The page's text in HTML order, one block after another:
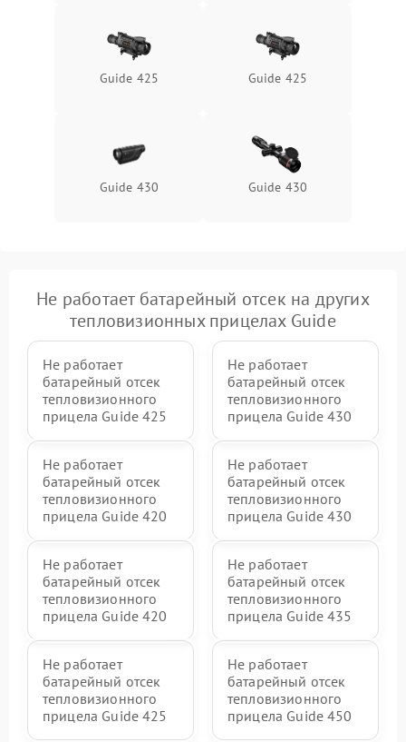
Поломка системы защиты
от перенапряжения
Подробнее →
Guide 425 Guide 425
Guide 430 Guide 430
Не работает батарейный отсек на других
тепловизионных прицелах Guide
Не работает
батарейный отсек
тепловизионного
прицела Guide 425
Не работает
батарейный отсек
тепловизионного
прицела Guide 430
Не работает
батарейный отсек
тепловизионного
прицела Guide 420
Не работает
батарейный отсек
тепловизионного
прицела Guide 430
Не работает
батарейный отсек
тепловизионного
прицела Guide 420
Не работает
батарейный отсек
тепловизионного
прицела Guide 435
Не работает
батарейный отсек
тепловизионного
прицела Guide 425
Не работает
батарейный отсек
тепловизионного
прицела Guide 450